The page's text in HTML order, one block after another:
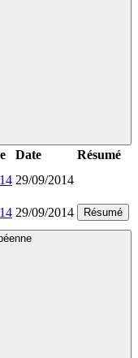
Date
Résumé
29/09/2014
29/09/2014 Résumé